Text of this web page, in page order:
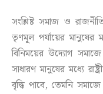
সংশ্লিষ্ট সমাজ ও
তৃণমূল পর্যায়ের মানুষের
বিনিময়ের উদ্যোগ
সাধারণ মানুষের মধ্যে
বৃদ্ধি পাবে, তেমনি সমাজে